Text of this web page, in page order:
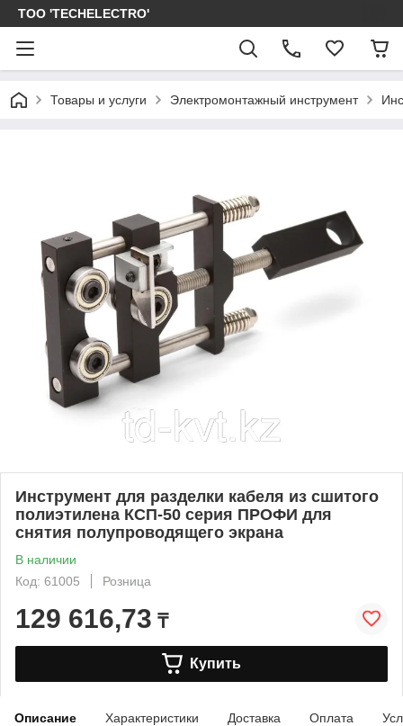
ТОО 'TECHELECTRO'
Товары и услуги Электромонтажный инструмент
Инструмент для разделки кабеля из сшитого
полиэтилена КСП-50 серия ПРОФИ для
снятия полупроводящего экрана
В наличии
Код: 61005
Розница
129 616,73 ₸
Купить
Описание Характеристики Доставка Оплата